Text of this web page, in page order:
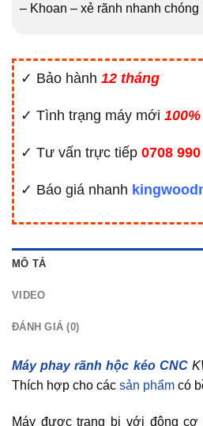
– Khoan – xẻ rãnh nhanh chóng
✓ Bảo hành 12 tháng
✓ Tình trạng máy mới 100%
✓ Tư vấn trực tiếp 0708
✓ Báo giá nhanh
MÔ TẢ
VIDEO
ĐÁNH GIÁ (0)
Máy phay rãnh hộc kéo CNC
Thích hợp cho các sản phẩm có
Máy được trang bị với động cơ